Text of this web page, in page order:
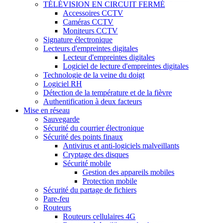
TÉLÉVISION EN CIRCUIT FERMÉ
Accessoires CCTV
Caméras CCTV
Moniteurs CCTV
Signature électronique
Lecteurs d'empreintes digitales
Lecteur d'empreintes digitales
Logiciel de lecture d'empreintes digitales
Technologie de la veine du doigt
Logiciel RH
Détection de la température et de la fièvre
Authentification à deux facteurs
Mise en réseau
Sauvegarde
Sécurité du courrier électronique
Sécurité des points finaux
Antivirus et anti-logiciels malveillants
Cryptage des disques
Sécurité mobile
Gestion des appareils mobiles
Protection mobile
Sécurité du partage de fichiers
Pare-feu
Routeurs
Routeurs cellulaires 4G